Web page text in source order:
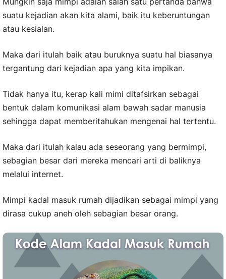
suatu kejadian akan kita alami, baik itu keberuntungan
atau kesialan.
Maka dari itulah baik atau buruknya suatu hal biasanya
tergantung dari kejadian apa yang kita impikan.
Tidak hanya itu, kerap kali mimi ditafsirkan sebagai
bentuk dalam komunikasi alam bawah sadar manusia
sehingga dapat memberitahukan mengenai hal tertentu.
Maka dari itulah kalau ada seseorang yang bermimpi,
sebagian besar dari mereka mencari arti di baliknya
melalui internet.
Mimpi kadal masuk rumah dijadikan sebagai mimpi yang
dirasa cukup aneh oleh sebagian besar orang.